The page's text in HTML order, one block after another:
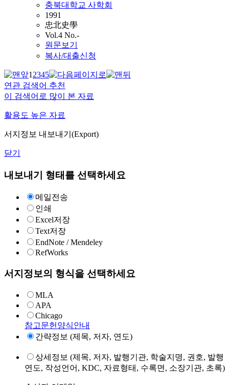
충북대학교 사학회
1991
忠北史學
Vol.4 No.-
원문보기
복사/대출신청
12345
연관 검색어 추천
이 검색어로 많이 본 자료
활용도 높은 자료
서지정보 내보내기(Export)
닫기
내보내기 형태를 선택하세요
메일전송
인쇄
Excel저장
Text저장
EndNote / Mendeley
RefWorks
서지정보의 형식을 선택하세요
MLA
APA
Chicago
참고문헌양식안내
간략정보 (제목, 저자, 연도)
상세정보 (제목, 저자, 발행기관, 학술지명, 권호, 발행
연도, 작성언어, KDC, 자료형태, 수록면, 소장기관, 초록)